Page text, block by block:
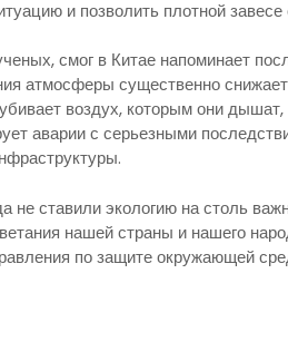
и позволить плотной завесе
смог в Китае напоминает
атмосферы существенно
воздух, которым они
аварии с серьезными
не ставили экологию на столь
нашей страны и нашего
по защите окружающей